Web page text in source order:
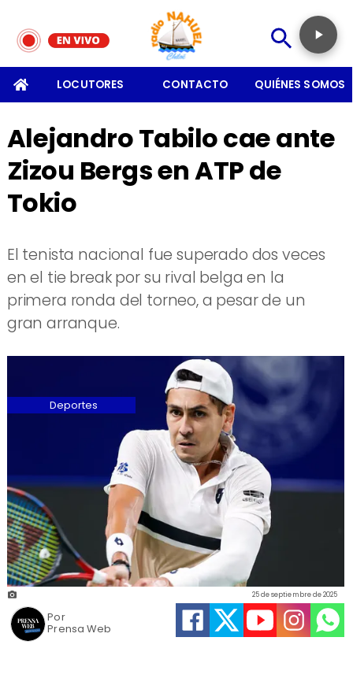
LOCUTORES CONTACTO QUIÉNES SOMOS
Alejandro Tabilo cae ante
Zizou Bergs en ATP de
Tokio
El tenista nacional fue superado dos veces
en el tie break por su rival belga en la
primera ronda del torneo, a pesar de un
gran arranque.
Prensa Web
25 de septiembre de 2025
Deportes
Por